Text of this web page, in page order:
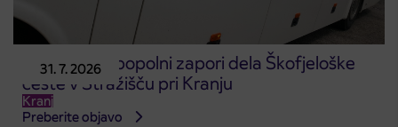
31. 7. 2026
Obvestilo o popolni zapori dela Škofjeloške
ceste v Stražišču pri Kranju
Kranj
Preberite objavo